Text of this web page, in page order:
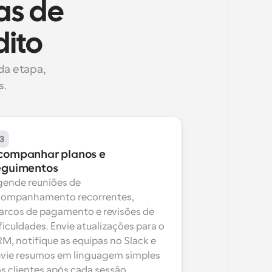
de
etapa,
planos e
reuniões de
recorrentes,
de pagamento e revisões de
Envie atualizações para o
notifique as equipas no Slack e
resumos em linguagem simples